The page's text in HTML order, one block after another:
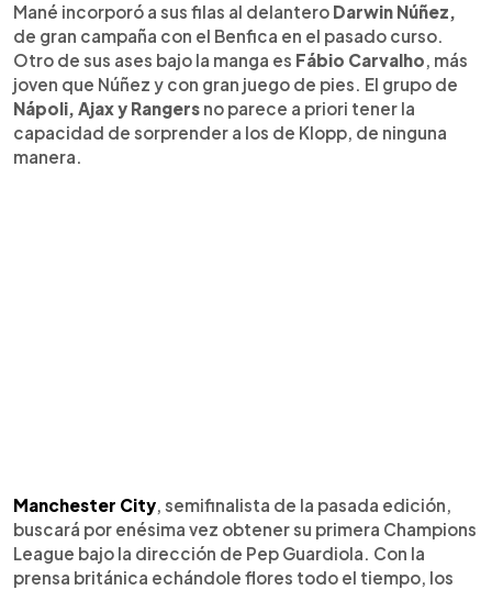
Mané incorporó a sus filas al delantero Darwin Núñez,
de gran campaña con el Benfica en el pasado curso.
Otro de sus ases bajo la manga es Fábio Carvalho, más
joven que Núñez y con gran juego de pies. El grupo de
Nápoli, Ajax y Rangers no parece a priori tener la
capacidad de sorprender a los de Klopp, de ninguna
manera.
Manchester City, semifinalista de la pasada edición,
buscará por enésima vez obtener su primera Champions
League bajo la dirección de Pep Guardiola. Con la
prensa británica echándole flores todo el tiempo, los